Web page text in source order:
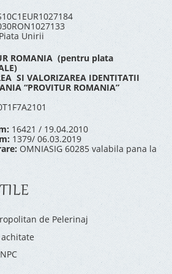
Unirii
ROMANIA (pentru plata
SI VALORIZAREA IDENTITATII
“PROVITUR ROMANIA”
16421 / 19.04.2010
1379/ 06.03.2019
OMNIASIG 60285 valabila pana la
de Pelerinaj